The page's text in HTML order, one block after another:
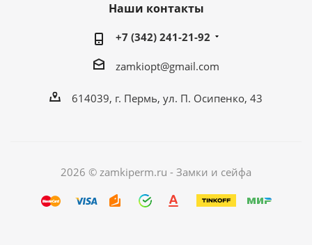
Наши контакты
+7 (342) 241-21-92
zamkiopt@gmail.com
614039, г. Пермь, ул. П. Осипенко, 43
2026 © zamkiperm.ru - Замки и сейфа